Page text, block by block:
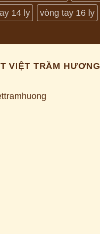
14 ly
vòng tay 16 ly
VIỆT TRẦM HƯƠNG